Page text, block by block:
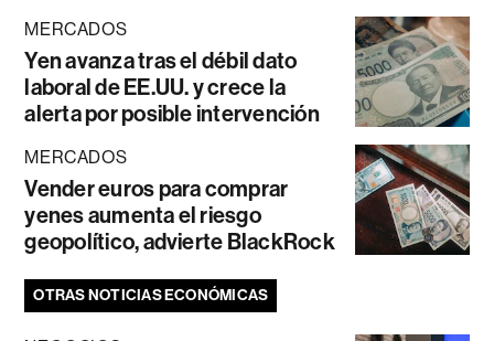
MERCADOS
Yen avanza tras el débil dato
laboral de EE.UU. y crece la
alerta por posible intervención
MERCADOS
Vender euros para comprar
yenes aumenta el riesgo
geopolítico, advierte BlackRock
OTRAS NOTICIAS ECONÓMICAS